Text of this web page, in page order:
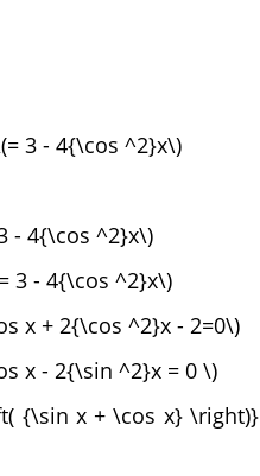
3 - 4{\cos ^2}x\)
- 4{\cos ^2}x\)
3 - 4{\cos ^2}x\)
x + 2{\cos ^2}x - 2=0\)
x - 2{\sin ^2}x = 0 \)
{\sin x + \cos x} \right)}